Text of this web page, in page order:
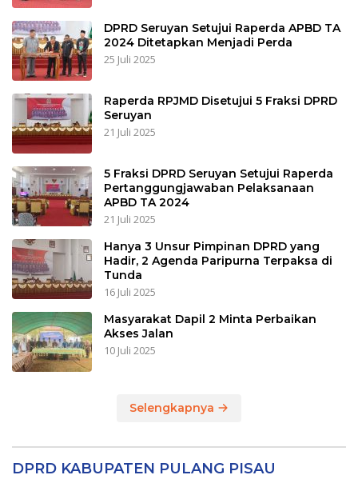
DPRD Seruyan Setujui Raperda APBD TA
2024 Ditetapkan Menjadi Perda
25 Juli 2025
Raperda RPJMD Disetujui 5 Fraksi DPRD
Seruyan
21 Juli 2025
5 Fraksi DPRD Seruyan Setujui Raperda
Pertanggungjawaban Pelaksanaan
APBD TA 2024
21 Juli 2025
Hanya 3 Unsur Pimpinan DPRD yang
Hadir, 2 Agenda Paripurna Terpaksa di
Tunda
16 Juli 2025
Masyarakat Dapil 2 Minta Perbaikan
Akses Jalan
10 Juli 2025
Selengkapnya
DPRD KABUPATEN PULANG PISAU